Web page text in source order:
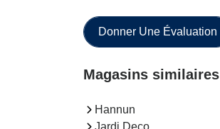
Donner Une Évaluation
Magasins similaires
Hannun